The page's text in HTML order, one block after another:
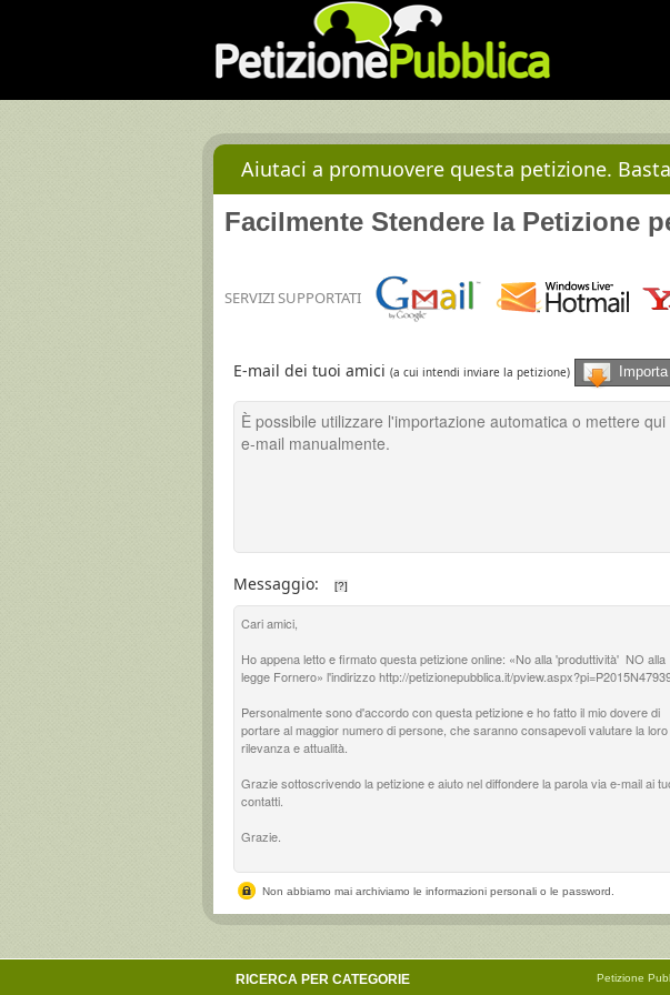
Aiutaci a promuovere questa petizione.
Facilmente Stendere la Petizione
SERVIZI SUPPORTATI
E-mail dei tuoi amici (a cui intendi inviare la petizione) Importa
Messaggio: [?]
Non abbiamo mai archiviamo le informazioni personali o le password.
RICERCA PER CATEGORIE Petizione